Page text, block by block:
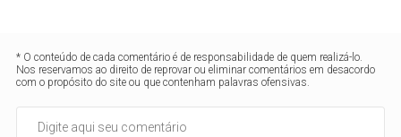
* O conteúdo de cada comentário é de responsabilidade de quem realizá-lo.
Nos reservamos ao direito de reprovar ou eliminar comentários em desacordo
com o propósito do site ou que contenham palavras ofensivas.